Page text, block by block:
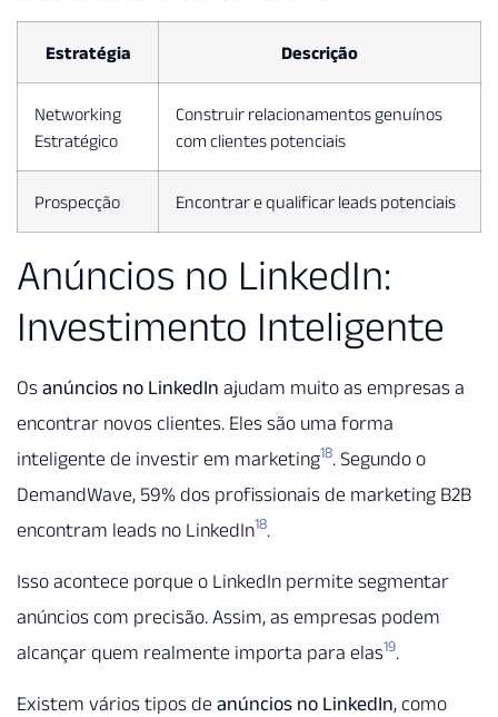
Estratégia Descrição
Networking
Estratégico
Construir relacionamentos genuínos
com clientes potenciais
Prospecção Encontrar e qualificar leads potenciais
Anúncios no LinkedIn:
Investimento Inteligente
Os anúncios no LinkedIn ajudam muito as empresas a
encontrar novos clientes. Eles são uma forma
inteligente de investir em marketing18. Segundo o
DemandWave, 59% dos profissionais de marketing B2B
encontram leads no LinkedIn18.
Isso acontece porque o LinkedIn permite segmentar
anúncios com precisão. Assim, as empresas podem
alcançar quem realmente importa para elas19.
Existem vários tipos de anúncios no LinkedIn, como